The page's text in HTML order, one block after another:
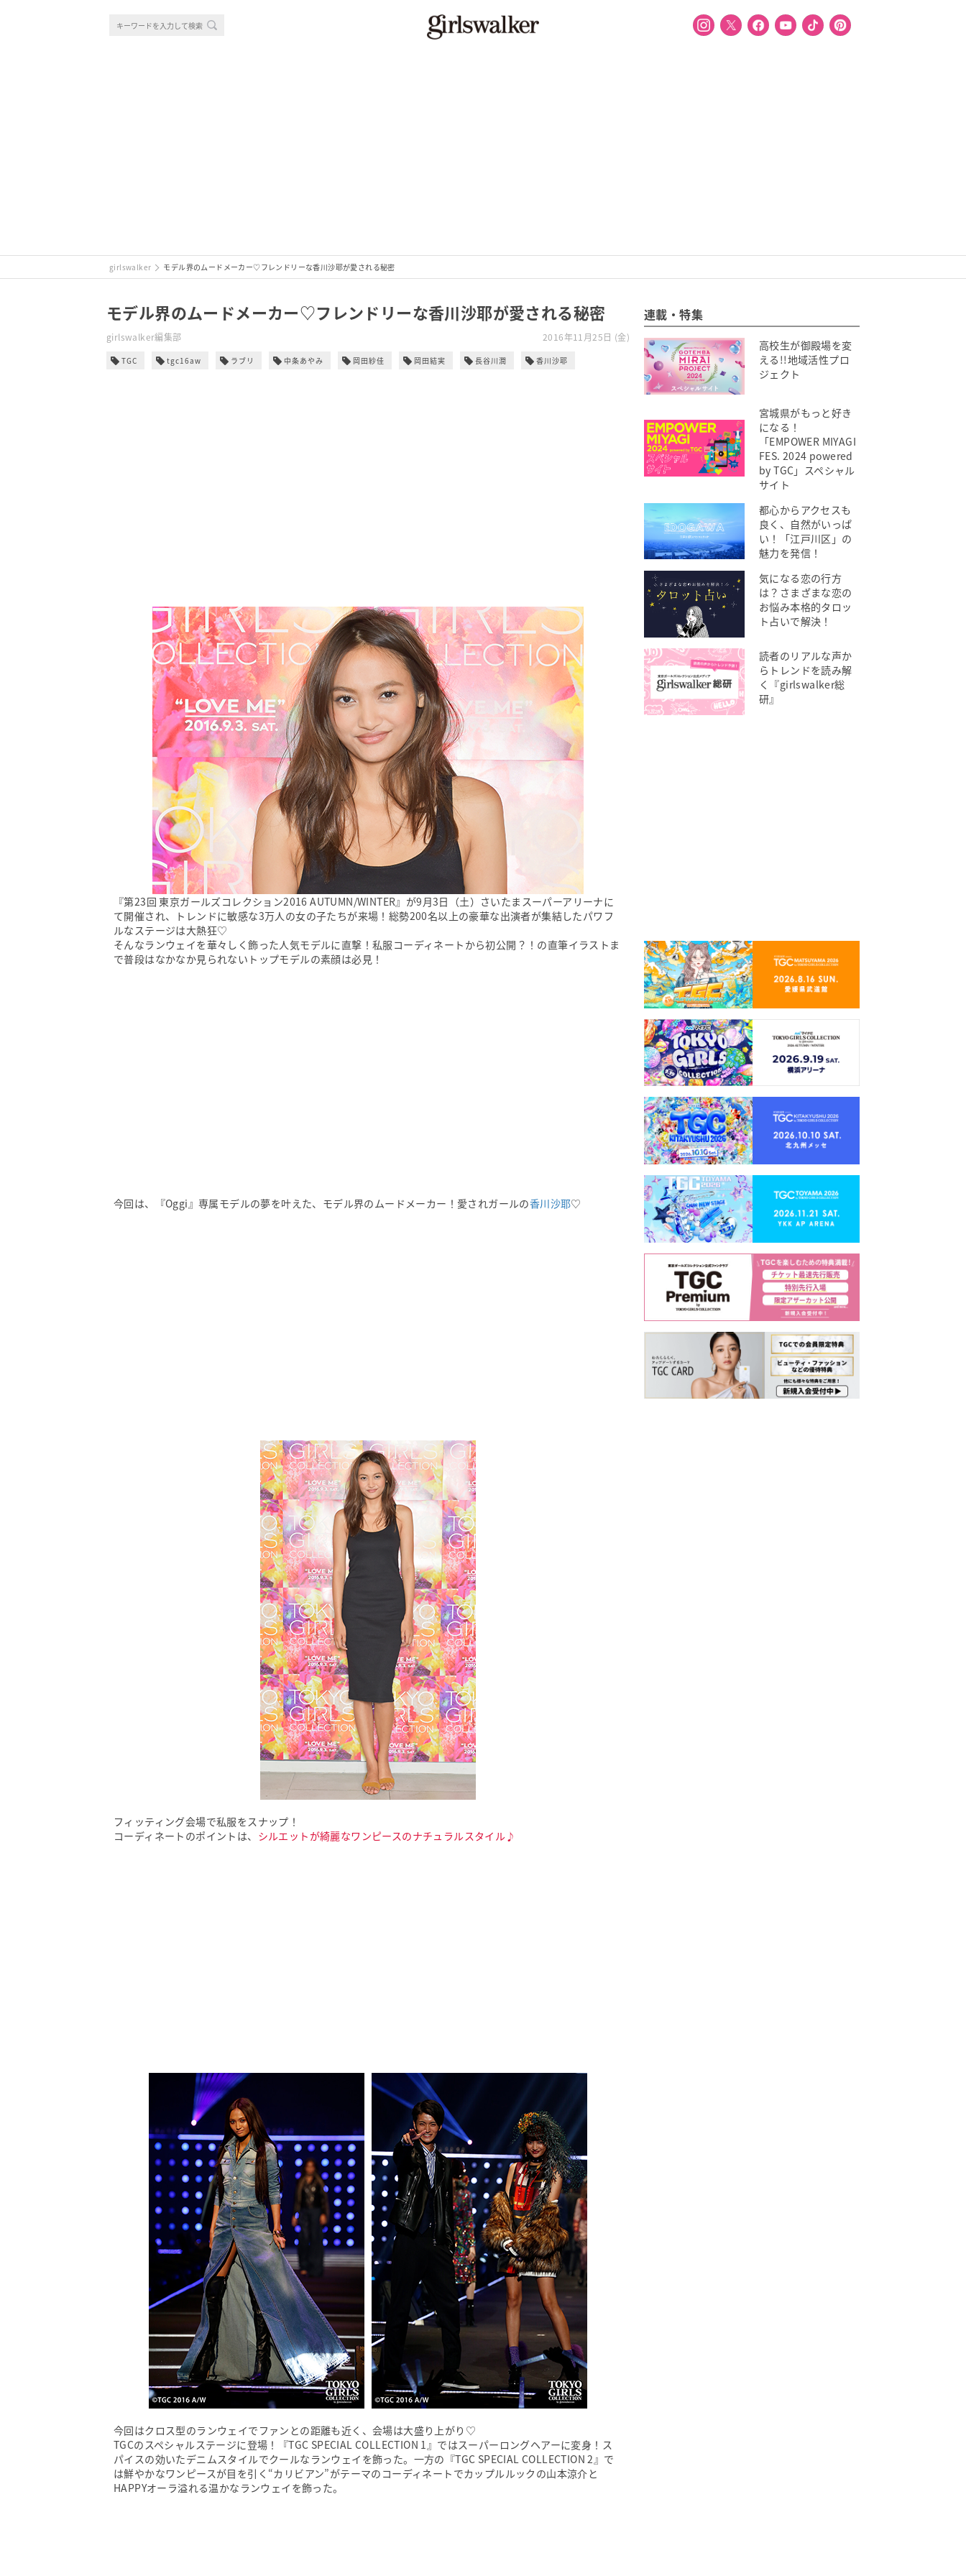
girlswalker モデル界のムードメーカー♡フレンドリーな香川沙耶が愛される秘密
モデル界のムードメーカー♡フレンドリーな香川沙耶が愛される秘密
girlswalker編集部 2016年11月25日 (金)
TGC tgc16aw ラブリ 中条あやみ 岡田紗佳 岡田結実 長谷川潤 香川沙耶
『第23回 東京ガールズコレクション2016 AUTUMN/WINTER』が9月3日（土）さいたまスーパーアリーナに
て開催され、トレンドに敏感な3万人の女の子たちが来場！総勢200名以上の豪華な出演者が集結したパワフ
ルなステージは大熱狂♡
そんなランウェイを華々しく飾った人気モデルに直撃！私服コーディネートから初公開？！の直筆イラストま
で普段はなかなか見られないトップモデルの素顔は必見！
今回は、『Oggi』専属モデルの夢を叶えた、モデル界のムードメーカー！愛されガールの香川沙耶♡
フィッティング会場で私服をスナップ！
コーディネートのポイントは、 シルエットが綺麗なワンピースのナチュラルスタイル♪
今回はクロス型のランウェイでファンとの距離も近く、会場は大盛り上がり♡
TGCのスペシャルステージに登場！『TGC SPECIAL COLLECTION 1』ではスーパーロングヘアーに変身！ス
パイスの効いたデニムスタイルでクールなランウェイを飾った。一方の『TGC SPECIAL COLLECTION 2』で
は鮮やかなワンピースが目を引く“カリビアン”がテーマのコーディネートでカップルルックの山本涼介と
HAPPYオーラ溢れる温かなランウェイを飾った。
連載・特集
高校生が御殿場を変
える!!地域活性プロ
ジェクト
宮城県がもっと好き
になる！
「EMPOWER MIYAGI
FES. 2024 powered
by TGC」スペシャル
サイト
都心からアクセスも
良く、自然がいっぱ
い！「江戸川区」の
魅力を発信！
気になる恋の行方
は？さまざまな恋の
お悩み本格的タロッ
ト占いで解決！
読者のリアルな声か
らトレンドを読み解
く『girlswalker総
研』